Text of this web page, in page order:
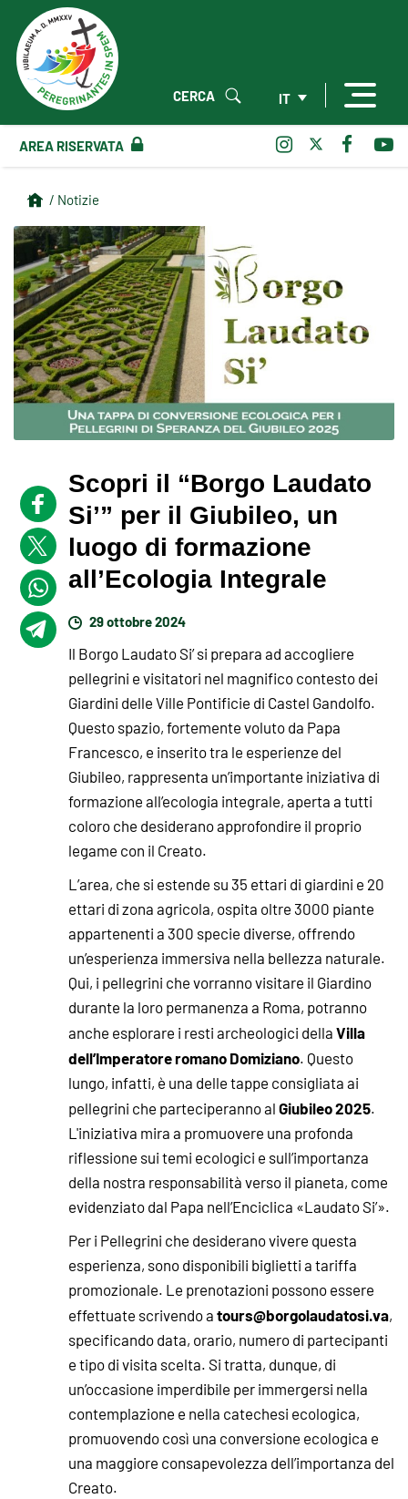
IT
CERCA
AREA RISERVATA
/ Notizie
Scopri il “Borgo Laudato
Si’” per il Giubileo, un
luogo di formazione
all’Ecologia Integrale
29 ottobre 2024
Il Borgo Laudato Si’ si prepara ad accogliere
pellegrini e visitatori nel magnifico contesto dei
Giardini delle Ville Pontificie di Castel Gandolfo.
Questo spazio, fortemente voluto da Papa
Francesco, e inserito tra le esperienze del
Giubileo, rappresenta un’importante iniziativa di
formazione all’ecologia integrale, aperta a tutti
coloro che desiderano approfondire il proprio
legame con il Creato.
L’area, che si estende su 35 ettari di giardini e 20
ettari di zona agricola, ospita oltre 3000 piante
appartenenti a 300 specie diverse, offrendo
un’esperienza immersiva nella bellezza naturale.
Qui, i pellegrini che vorranno visitare il Giardino
durante la loro permanenza a Roma, potranno
anche esplorare i resti archeologici dellaVilla
dell’Imperatore romano Domiziano. Questo
lungo, infatti, è una delle tappe consigliata ai
pellegrini che parteciperanno alGiubileo 2025.
L'iniziativa mira a promuovere una profonda
riflessione sui temi ecologici e sull’importanza
della nostra responsabilità verso il pianeta, come
evidenziato dal Papa nell’Enciclica «Laudato Si’».
Per i Pellegrini che desiderano vivere questa
esperienza, sono disponibili biglietti a tariffa
promozionale. Le prenotazioni possono essere
effettuate scrivendo atours@borgolaudatosi.va,
specificando data, orario, numero di partecipanti
e tipo di visita scelta. Si tratta, dunque, di
un’occasione imperdibile per immergersi nella
contemplazione e nella catechesi ecologica,
promuovendo così una conversione ecologica e
una maggiore consapevolezza dell’importanza del
Creato.